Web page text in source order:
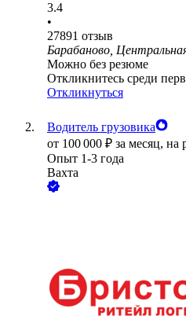
3.4
•
27891 отзыв
Барабаново,
Можно без резюме
Откликнитесь среди
Откликнуться
Водитель грузовика
от 100 000 ₽ за месяц, на
Опыт 1-3 года
Вахта